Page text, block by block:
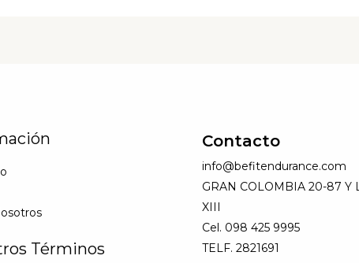
Términos
Contacto
info@befitendurance.com
GRAN COLOMBIA 20-87 Y
XIII
Cel. 098 425 9995
TELF. 2821691